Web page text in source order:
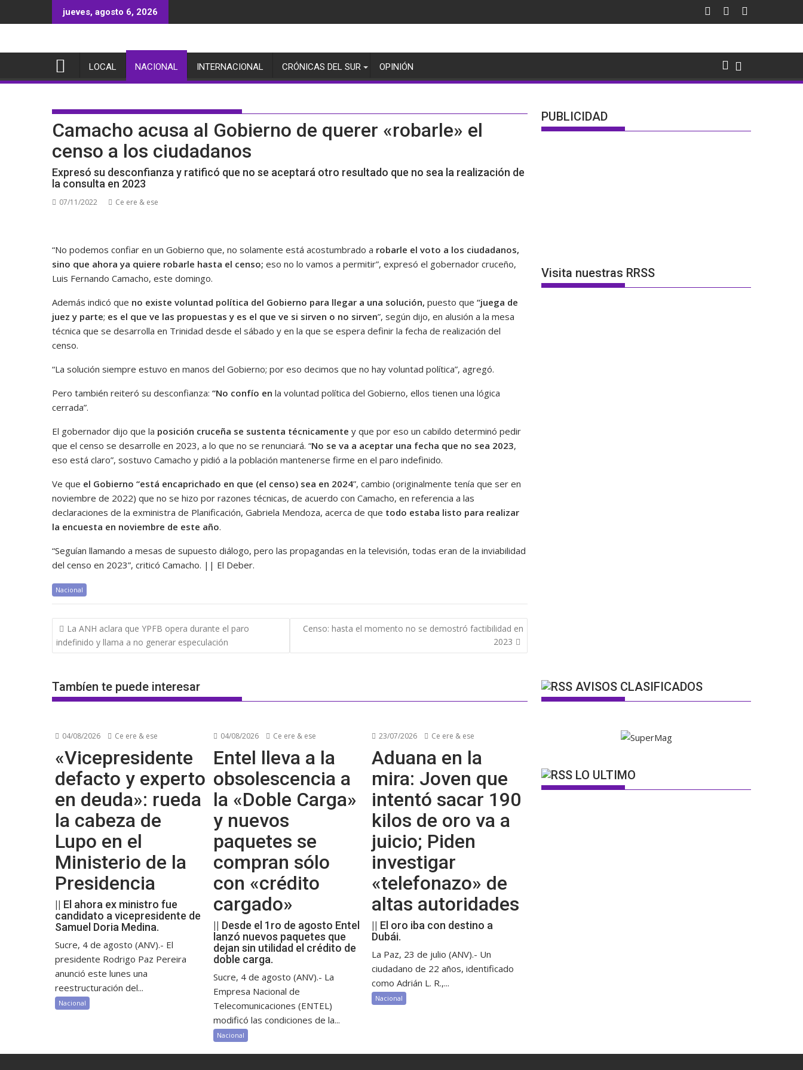
al
jueves, agosto 6, 2026
LOCAL NACIONAL INTERNACIONAL CRÓNICAS DEL SUR OPINIÓN
Camacho acusa al Gobierno de querer «robarle» el
censo a los ciudadanos
Expresó su desconfianza y ratificó que no se aceptará otro resultado que no sea la realización de
la consulta en 2023
07/11/2022 Ce ere & ese
“No podemos confiar en un Gobierno que, no solamente está acostumbrado a robarle el voto a los ciudadanos,
sino que ahora ya quiere robarle hasta el censo; eso no lo vamos a permitir”, expresó el gobernador cruceño,
Luis Fernando Camacho, este domingo.
Además indicó que no existe voluntad política del Gobierno para llegar a una solución, puesto que “juega de
juez y parte; es el que ve las propuestas y es el que ve si sirven o no sirven”, según dijo, en alusión a la mesa
técnica que se desarrolla en Trinidad desde el sábado y en la que se espera definir la fecha de realización del
censo.
“La solución siempre estuvo en manos del Gobierno; por eso decimos que no hay voluntad política”, agregó.
Pero también reiteró su desconfianza: “No confío en la voluntad política del Gobierno, ellos tienen una lógica
cerrada”.
El gobernador dijo que la posición cruceña se sustenta técnicamente y que por eso un cabildo determinó pedir
que el censo se desarrolle en 2023, a lo que no se renunciará. “No se va a aceptar una fecha que no sea 2023,
eso está claro”, sostuvo Camacho y pidió a la población mantenerse firme en el paro indefinido.
Ve que el Gobierno “está encaprichado en que (el censo) sea en 2024”, cambio (originalmente tenía que ser en
noviembre de 2022) que no se hizo por razones técnicas, de acuerdo con Camacho, en referencia a las
declaraciones de la exministra de Planificación, Gabriela Mendoza, acerca de que todo estaba listo para realizar
la encuesta en noviembre de este año.
“Seguían llamando a mesas de supuesto diálogo, pero las propagandas en la televisión, todas eran de la inviabilidad
del censo en 2023”, criticó Camacho. || El Deber.
Nacional
Navegación
de
entradas
La ANH aclara que YPFB opera durante el paro
indefinido y llama a no generar especulación
Censo: hasta el momento no se demostró factibilidad en
2023
Tambíen te puede interesar
04/08/2026 Ce ere & ese
«Vicepresidente
defacto y experto
en deuda»: rueda
la cabeza de
Lupo en el
Ministerio de la
Presidencia
|| El ahora ex ministro fue
candidato a vicepresidente de
Samuel Doria Medina.
Sucre, 4 de agosto (ANV).- El
presidente Rodrigo Paz Pereira
anunció este lunes una
reestructuración del...
Nacional
04/08/2026 Ce ere & ese
Entel lleva a la
obsolescencia a
la «Doble Carga»
y nuevos
paquetes se
compran sólo
con «crédito
cargado»
|| Desde el 1ro de agosto Entel
lanzó nuevos paquetes que
dejan sin utilidad el crédito de
doble carga.
Sucre, 4 de agosto (ANV).- La
Empresa Nacional de
Telecomunicaciones (ENTEL)
modificó las condiciones de la...
Nacional
23/07/2026 Ce ere & ese
Aduana en la
mira: Joven que
intentó sacar 190
kilos de oro va a
juicio; Piden
investigar
«telefonazo» de
altas autoridades
|| El oro iba con destino a
Dubái.
La Paz, 23 de julio (ANV).- Un
ciudadano de 22 años, identificado
como Adrián L. R.,...
Nacional
PUBLICIDAD
Visita nuestras RRSS
AVISOS CLASIFICADOS
LO ULTIMO